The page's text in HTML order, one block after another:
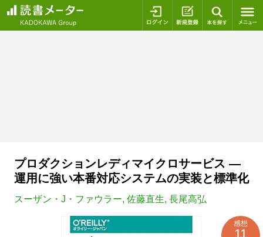
ログイン 新規登録
プロダクションレディマイクロサービス ―
運用に強い本番対応システムの実装と標準化
スーザン・J・ファウラー, 佐藤直生, 長尾高弘
感想
11